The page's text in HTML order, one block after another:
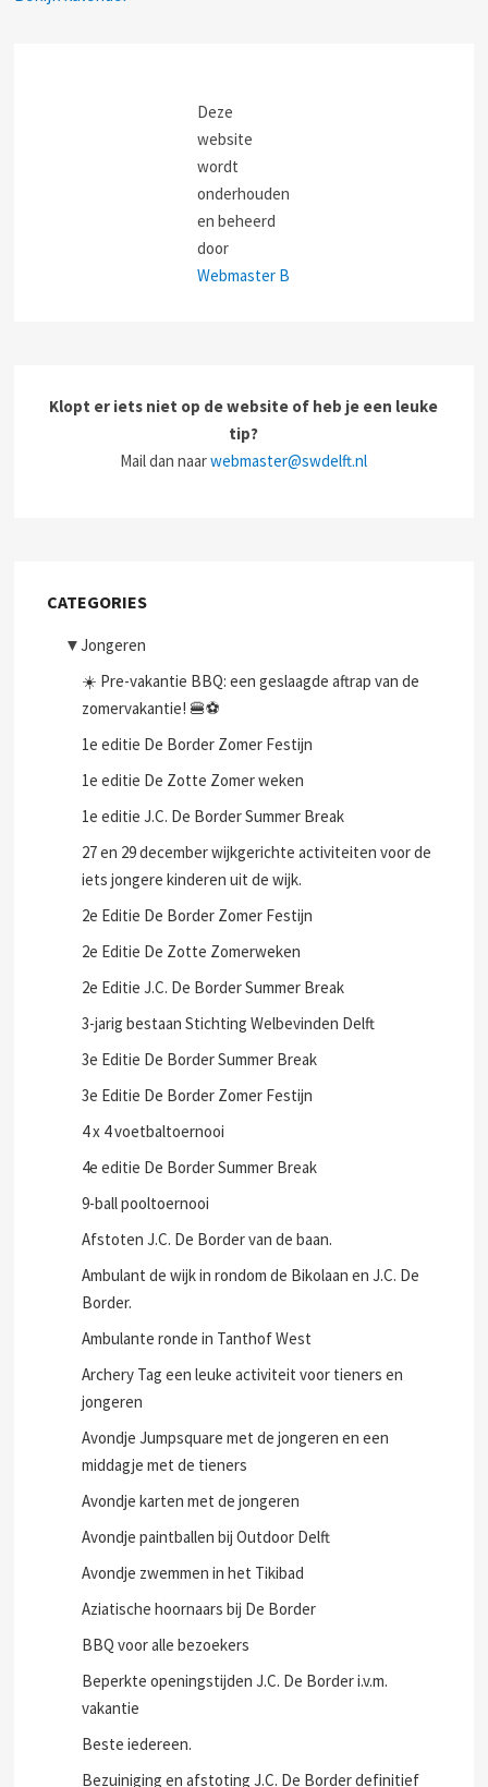
Deze
website
wordt
onderhouden
en beheerd
door
Webmaster B
Klopt er iets niet op de website of heb je een leuke
tip?
Mail dan naarwebmaster@swdelft.nl
CATEGORIES
▼Jongeren
☀️ Pre-vakantie BBQ: een geslaagde aftrap van de
zomervakantie! 🍔⚽
1e editie De Border Zomer Festijn
1e editie De Zotte Zomer weken
1e editie J.C. De Border Summer Break
27 en 29 december wijkgerichte activiteiten voor de
iets jongere kinderen uit de wijk.
2e Editie De Border Zomer Festijn
2e Editie De Zotte Zomerweken
2e Editie J.C. De Border Summer Break
3-jarig bestaan Stichting Welbevinden Delft
3e Editie De Border Summer Break
3e Editie De Border Zomer Festijn
4 x 4 voetbaltoernooi
4e editie De Border Summer Break
9-ball pooltoernooi
Afstoten J.C. De Border van de baan.
Ambulant de wijk in rondom de Bikolaan en J.C. De
Border.
Ambulante ronde in Tanthof West
Archery Tag een leuke activiteit voor tieners en
jongeren
Avondje Jumpsquare met de jongeren en een
middagje met de tieners
Avondje karten met de jongeren
Avondje paintballen bij Outdoor Delft
Avondje zwemmen in het Tikibad
Aziatische hoornaars bij De Border
BBQ voor alle bezoekers
Beperkte openingstijden J.C. De Border i.v.m.
vakantie
Beste iedereen.
Bezuiniging en afstoting J.C. De Border definitief